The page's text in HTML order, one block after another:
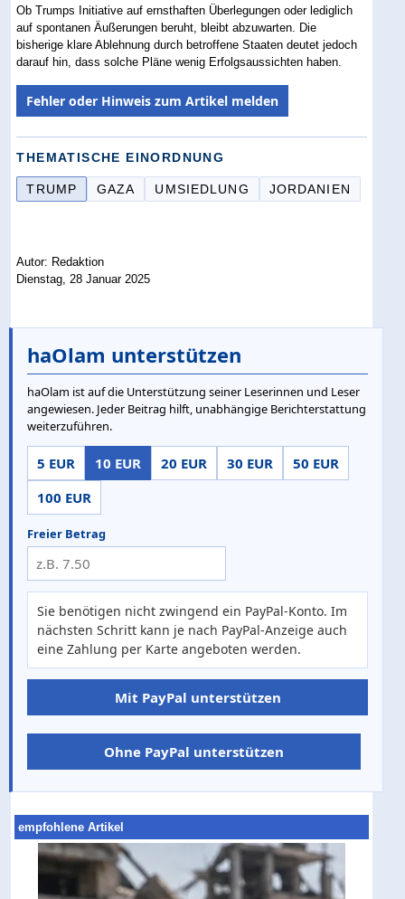
Ob Trumps Initiative auf ernsthaften Überlegungen oder lediglich
auf spontanen Äußerungen beruht, bleibt abzuwarten. Die
bisherige klare Ablehnung durch betroffene Staaten deutet jedoch
darauf hin, dass solche Pläne wenig Erfolgsaussichten haben.
Fehler oder Hinweis zum Artikel melden
THEMATISCHE EINORDNUNG
TRUMP GAZA UMSIEDLUNG JORDANIEN
Autor: Redaktion
Dienstag, 28 Januar 2025
haOlam unterstützen
haOlam ist auf die Unterstützung seiner Leserinnen und Leser
angewiesen. Jeder Beitrag hilft, unabhängige Berichterstattung
weiterzuführen.
5 EUR 10 EUR 20 EUR 30 EUR
50 EUR
100 EUR
Freier Betrag
Sie benötigen nicht zwingend ein PayPal-Konto. Im
nächsten Schritt kann je nach PayPal-Anzeige auch
eine Zahlung per Karte angeboten werden.
Mit PayPal unterstützen
Ohne PayPal unterstützen
empfohlene Artikel